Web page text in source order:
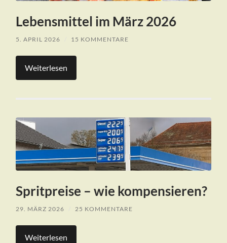
Lebensmittel im März 2026
5. APRIL 2026 15 KOMMENTARE
Weiterlesen
Spritpreise – wie kompensieren?
29. MÄRZ 2026 25 KOMMENTARE
Weiterlesen